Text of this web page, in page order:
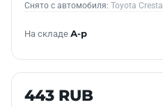
Снято с автомобиля: Toyota Cresta
На складе А-р
Б/У В НАЛИЧИИ
443 RUB